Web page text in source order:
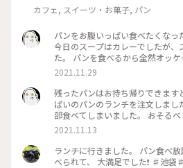
カフェ, スイーツ・お菓子, パン
パンをお腹いっぱい食べたくな
今日のスープはカレーでしたが、
た。 パンを食べるから全然オッ
テラス席もヒーターあるから暖か
（テラスはおかわり自由）。 腹
です笑
2021.11.29
残ったパンはお持ち帰りできます
ぱいのパンのランチを注文しま
部食べてしまいました。 おそるべ
2021.11.13
ランチに行きました。 パン食べ
べられて、 大満足でした❗ ♯池